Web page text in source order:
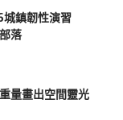
城鎮韌性演習
落
量畫出空間靈光